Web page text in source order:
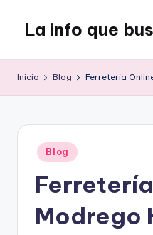
contenido
La info que
para
leyendo
Inicio Blog Ferretería
Publicado
en
Blog
Modrego